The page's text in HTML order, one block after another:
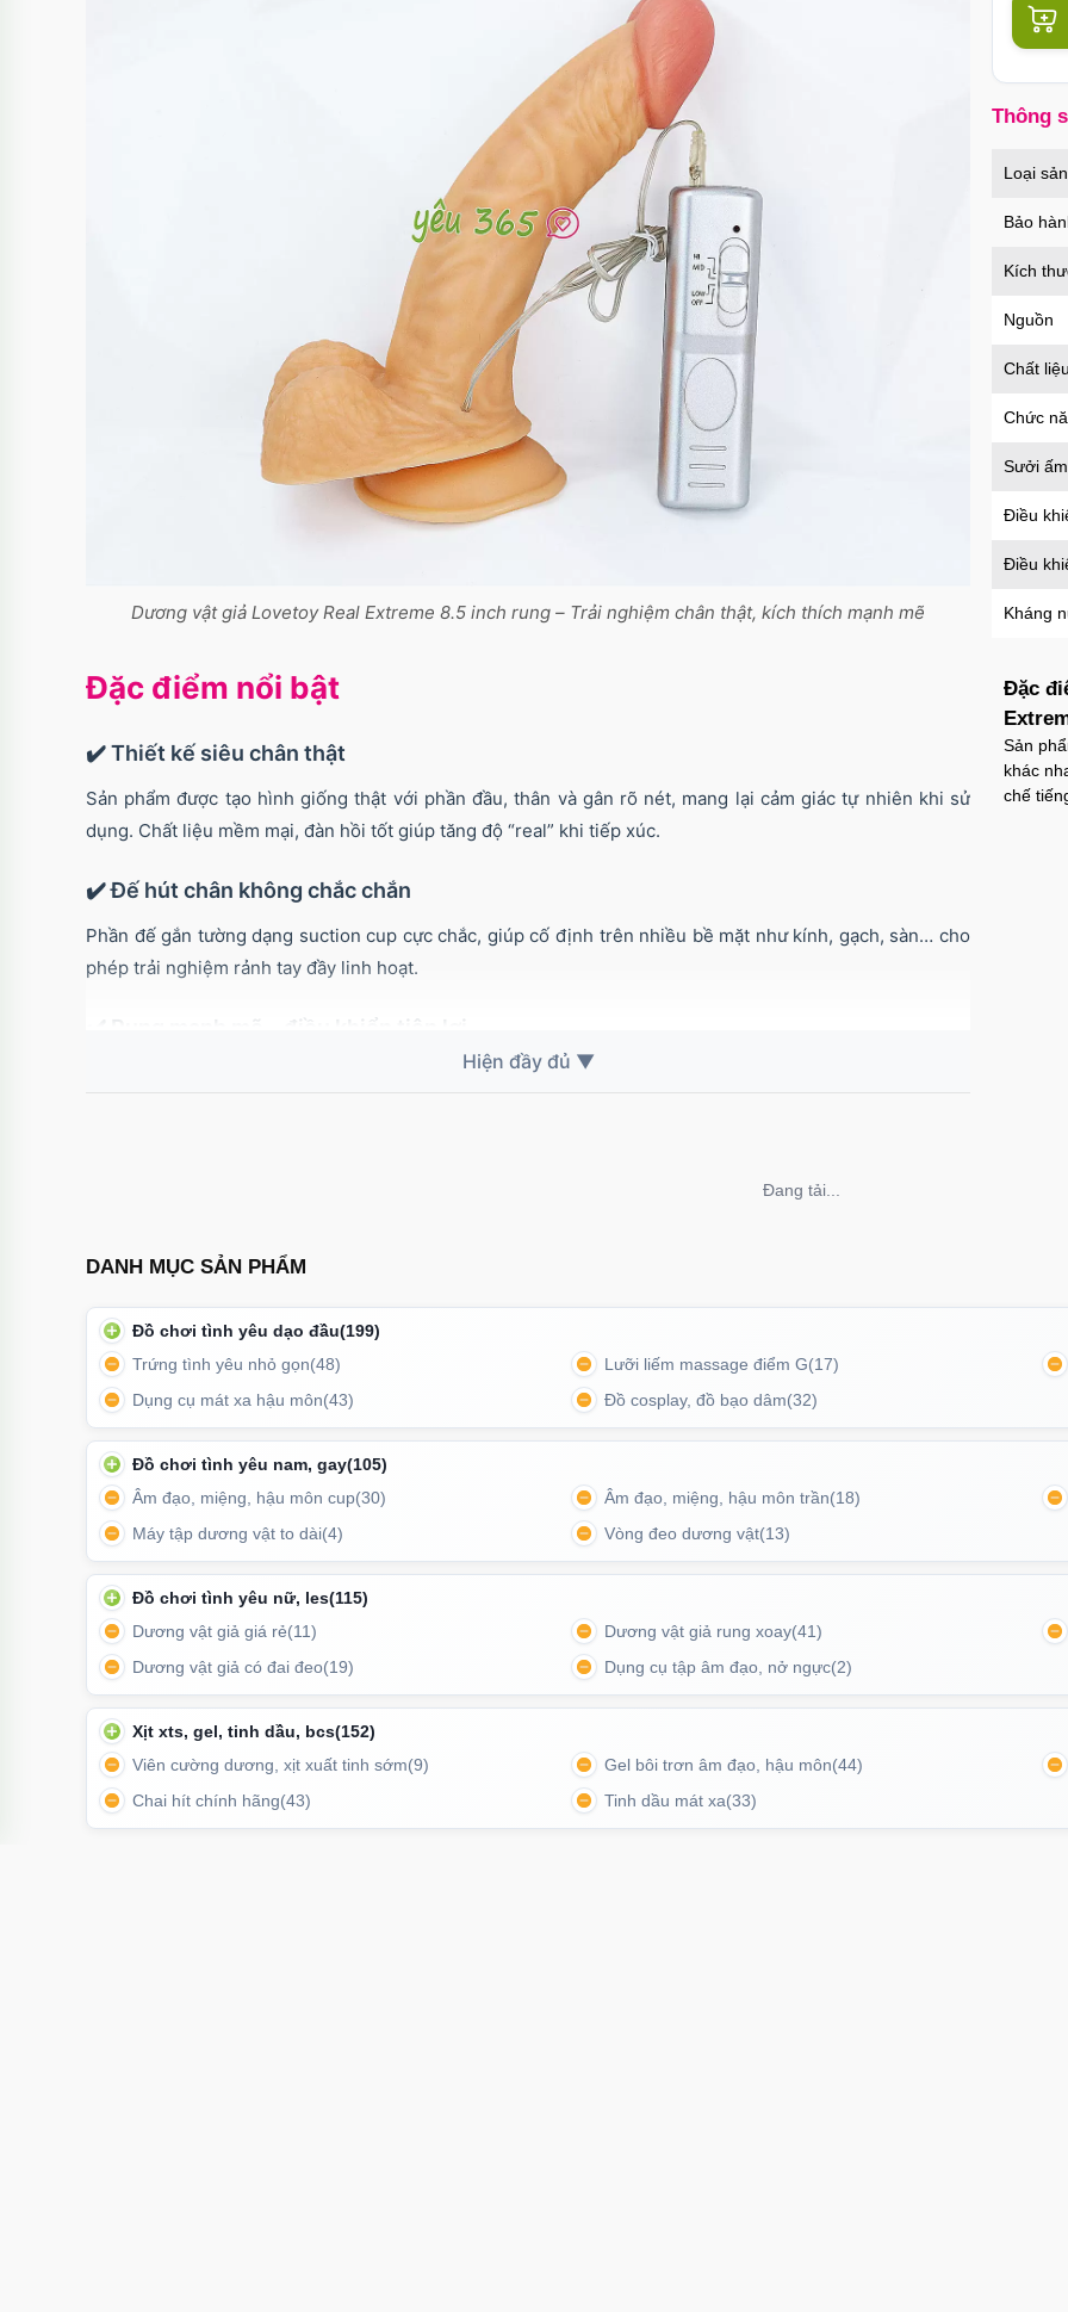
Bao
Mã
Củ
an
Thông
Loại
Bảo
Kích
Nguồn
Chất liệu
Chức
Sưởi ấm
Điều
Điều
Kháng
Đặc
Sản
khác
chế
Dương vật giả Lovetoy Real Extreme 8.5 inch rung – Trải nghiệm chân thật, kích thích mạnh mẽ
Đặc điểm nổi bật
✔️ Thiết kế siêu chân thật
Sản phẩm được tạo hình giống thật với phần đầu, thân và gân rõ nét, mang lại cảm giác tự nhiên khi sử
dụng. Chất liệu mềm mại, đàn hồi tốt giúp tăng độ “real” khi tiếp xúc.
✔️ Đế hút chân không chắc chắn
Phần đế gắn tường dạng suction cup cực chắc, giúp cố định trên nhiều bề mặt như kính, gạch, sàn… cho
phép trải nghiệm rảnh tay đầy linh hoạt.
✔️ Rung mạnh mẽ – điều khiển tiện lợi
Đi kèm bộ điều khiển dây với 3 mức rung từ nhẹ đến mạnh, dễ dàng tùy chỉnh theo nhu cầu. Mang lại cảm
Kích thước vừa phải, dễ làm quen nên phù hợp cả người mới lẫn người đã có kinh nghiệm.
Không thể tải nội dung
DANH MỤC SẢN PHẨM
Đồ chơi tình yêu dạo đầu(199)
Trứng tình yêu nhỏ gọn(48) Lưỡi liếm massage điểm G(17)
Dụng cụ mát xa hậu môn(43) Đồ cosplay, đồ bạo dâm(32)
Đồ chơi tình yêu nam, gay(105)
Âm đạo, miệng, hậu môn cup(30) Âm đạo, miệng, hậu môn trần(18)
Máy tập dương vật to dài(4) Vòng đeo dương vật(13)
Đồ chơi tình yêu nữ, les(115)
Dương vật giả giá rẻ(11) Dương vật giả rung xoay(41)
Dương vật giả có đai đeo(19) Dụng cụ tập âm đạo, nở ngực(2)
Xịt xts, gel, tinh dầu, bcs(152)
Viên cường dương, xịt xuất tinh sớm(9) Gel bôi trơn âm đạo, hậu môn(44)
Chai hít chính hãng(43) Tinh dầu mát xa(33)